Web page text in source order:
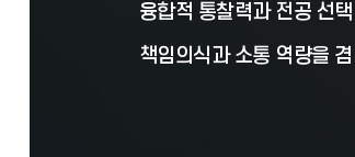
융합적 통찰력과 전공 선
책임의식과 소통 역량을